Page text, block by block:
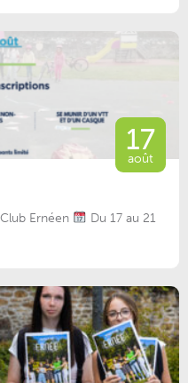
17
août
Ernéen
Du 17 au 21